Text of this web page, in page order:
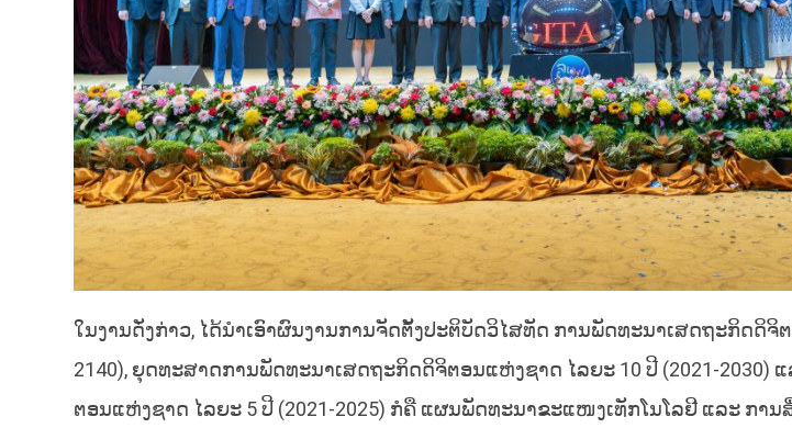
ໃນງານດັ່ງກ່າວ, ໄດ້ນໍາເອົາຜົນງານການຈັດຕັ້ງປະຕິບັດວິໄສທັດ ການພັດທະນາເສດຖະກິດດິຈິ
2140), ຍຸດທະສາດການພັດທະນາເສດຖະກິດດິຈິຕອນແຫ່ງຊາດ ໄລຍະ 10 ປີ (2021-2030)
ຕອນແຫ່ງຊາດ ໄລຍະ 5 ປີ (2021-2025) ກໍຄື ແຜນພັດທະນາຂະແໜງເທັກໂນໂລຢີ ແລະ ການ